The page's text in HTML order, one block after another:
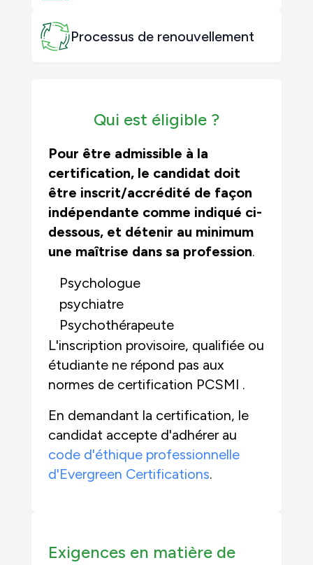
Processus de renouvellement
Qui est éligible ?
Pour être admissible à la
certification, le candidat doit
être inscrit/accrédité de façon
indépendante comme indiqué ci-
dessous, et détenir au minimum
une maîtrise dans sa profession.
Psychologue
psychiatre
Psychothérapeute
L'inscription provisoire, qualifiée ou
étudiante ne répond pas aux
normes de certification PCSMI .
En demandant la certification, le
candidat accepte d'adhérer au
code d'éthique professionnelle
d'Evergreen Certifications.
Exigences en matière de